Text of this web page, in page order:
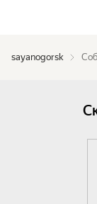
sayanogorsk